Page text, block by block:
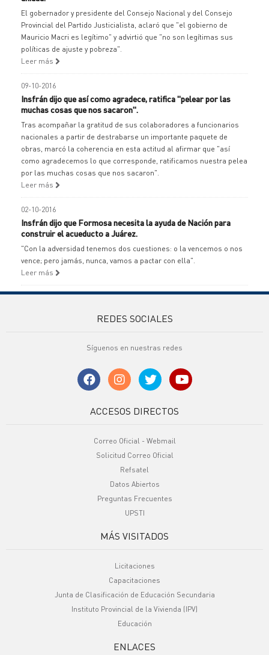
El gobernador y presidente del Consejo Nacional y del Consejo
Provincial del Partido Justicialista, aclaró que "el gobierno de
Mauricio Macri es legítimo" y advirtió que "no son legítimas sus
políticas de ajuste y pobreza".
Leer más
09-10-2016
Insfrán dijo que así como agradece, ratifica "pelear por las
muchas cosas que nos sacaron".
Tras acompañar la gratitud de sus colaboradores a funcionarios
nacionales a partir de destrabarse un importante paquete de
obras, marcó la coherencia en esta actitud al afirmar que "así
como agradecemos lo que corresponde, ratificamos nuestra pelea
por las muchas cosas que nos sacaron".
Leer más
02-10-2016
Insfrán dijo que Formosa necesita la ayuda de Nación para
construir el acueducto a Juárez.
"Con la adversidad tenemos dos cuestiones: o la vencemos o nos
vence; pero jamás, nunca, vamos a pactar con ella".
Leer más
REDES SOCIALES
Síguenos en nuestras redes
ACCESOS DIRECTOS
Correo Oficial - Webmail
Solicitud Correo Oficial
Refsatel
Datos Abiertos
Preguntas Frecuentes
UPSTI
MÁS VISITADOS
Licitaciones
Capacitaciones
Junta de Clasificación de Educación Secundaria
Instituto Provincial de la Vivienda (IPV)
Educación
ENLACES